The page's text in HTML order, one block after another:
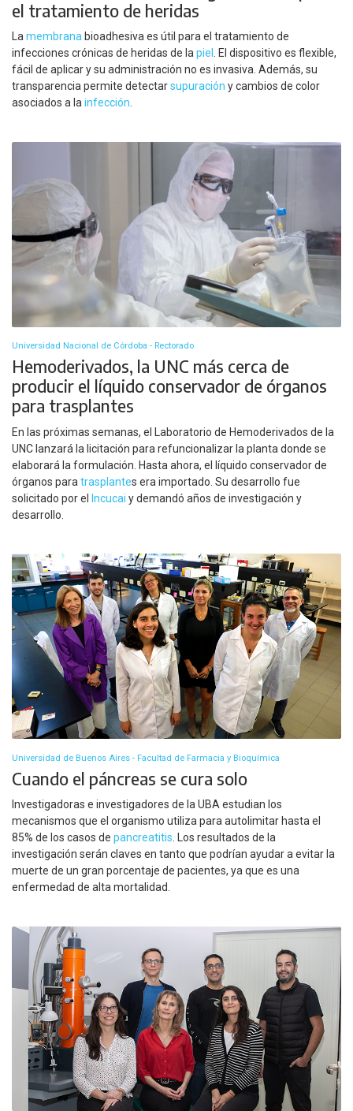
el tratamiento de heridas
Lamembrana bioadhesiva es útil para el tratamiento de
infecciones crónicas de heridas de lapiel . El dispositivo es flexible,
fácil de aplicar y su administración no es invasiva. Además, su
transparencia permite detectarsupuración y cambios de color
asociados a lainfección.
Universidad Nacional de Córdoba - Rectorado
Hemoderivados, la UNC más cerca de
producir el líquido conservador de órganos
para trasplantes
En las próximas semanas, el Laboratorio de Hemoderivados de la
UNC lanzará la licitación para refuncionalizar la planta donde se
elaborará la formulación. Hasta ahora, el líquido conservador de
órganos para trasplantes era importado. Su desarrollo fue
solicitado por el
Incucai y demandó años de investigación y
desarrollo.
Universidad de Buenos Aires - Facultad de Farmacia y Bioquímica
Cuando el páncreas se cura solo
Investigadoras e investigadores de la UBA estudian los
mecanismos que el organismo utiliza para autolimitar hasta el
85% de los casos de pancreatitis . Los resultados de la
investigación serán claves en tanto que podrían ayudar a evitar la
muerte de un gran porcentaje de pacientes, ya que es una
enfermedad de alta mortalidad.